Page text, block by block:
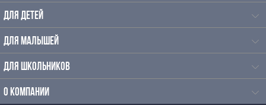
ДЛЯ ДЕТЕЙ
ДЛЯ МАЛЫШЕЙ
ДЛЯ ШКОЛЬНИКОВ
О КОМПАНИИ